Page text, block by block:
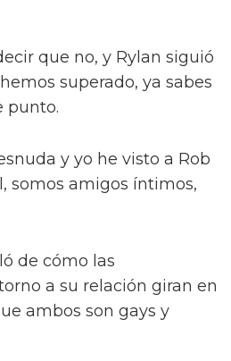
que no, y Rylan siguió
superado, ya sabes
punto.
y yo he visto a Rob
somos amigos íntimos,
de cómo las
a su relación giran en
ambos son gays y